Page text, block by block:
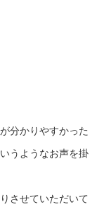
分かりやすかった
うようなお声を掛
させていただいて